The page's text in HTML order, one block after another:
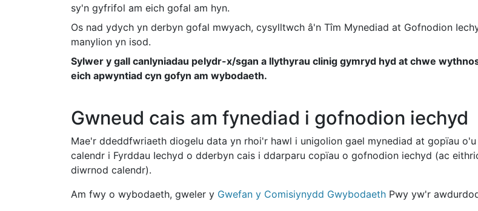
sy'n gyfrifol am eich gofal am hyn.
Os nad ydych yn derbyn gofal mwyach, cysylltwch â'n Tîm Mynediad at Gofnodion
manylion yn isod.
Sylwer y gall canlyniadau pelydr-x/sgan a llythyrau clinig gymryd hyd at chwe
eich apwyntiad cyn gofyn am wybodaeth.
Gwneud cais am fynediad i gofnodion iechyd
Mae'r ddeddfwriaeth diogelu data yn rhoi'r hawl i unigolion gael mynediad at gopïau
calendr i Fyrddau Iechyd o dderbyn cais i ddarparu copïau o gofnodion iechyd (ac
diwrnod calendr).
Am fwy o wybodaeth, gweler y Gwefan y Comisiynydd Gwybodaeth Pwy yw'r